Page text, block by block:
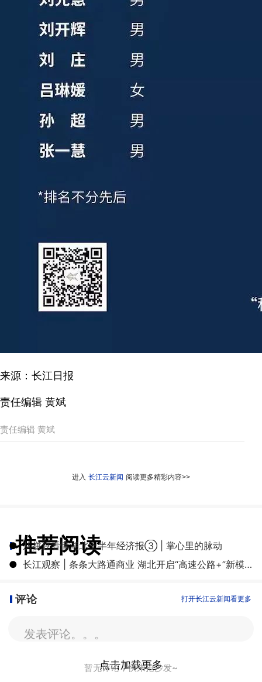
来源：长江日报
责任编辑 黄斌
责任编辑 黄斌
进入 长江云新闻 阅读更多精彩内容>>
推荐阅读
● 从拼豆看懂湖北上半年经济报③ | 掌心里的脉动
●
长江观察 | 条条大路通商业 湖北开启“高速公路+”新模式
评论 打开长江云新闻看更多
发表评论。。。
暂无评论，快来抢沙发~
点击加载更多